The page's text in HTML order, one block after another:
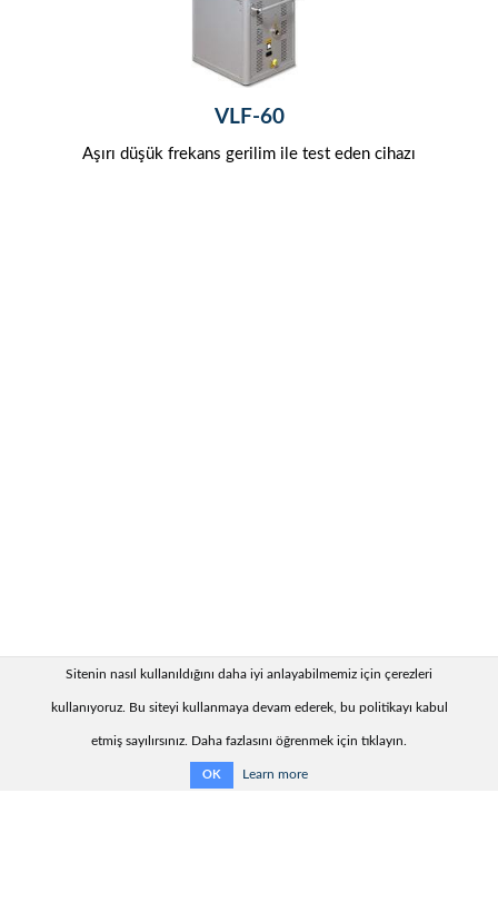
VLF-60
Aşırı düşük frekans gerilim ile test eden cihazı
Sitenin nasıl kullanıldığını daha iyi anlayabilmemiz için çerezleri
kullanıyoruz. Bu siteyi kullanmaya devam ederek, bu politikayı kabul
etmiş sayılırsınız. Daha fazlasını öğrenmek için tıklayın.
OK Learn more